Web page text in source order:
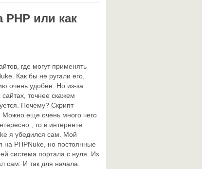
или как
где могут применять
Как бы не ругали его,
очень удобен. Но из-за
точнее скажем
Почему? Скрипт
Можно еще очень много чего
, то в интернете
я убедился сам. Мой
на PHPNuke, но постоянные
система портала с нуля. Из
сам. И так для начала.